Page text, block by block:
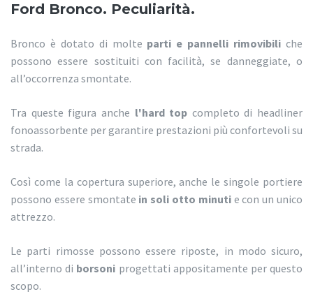
Ford Bronco. Peculiarità.
Bronco è dotato di molte parti e pannelli rimovibili che
possono essere sostituiti con facilità, se danneggiate, o
all’occorrenza smontate.
Tra queste figura anche l'hard top completo di headliner
fonoassorbente per garantire prestazioni più confortevoli su
strada.
Così come la copertura superiore, anche le singole portiere
possono essere smontate in soli otto minutie con un unico
attrezzo.
Le parti rimosse possono essere riposte, in modo sicuro,
all’interno di borsoni progettati appositamente per questo
scopo.